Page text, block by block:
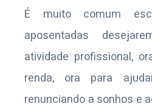
É muito comum
aposentadas
atividade profissional,
renda, ora para
renunciando a sonhos e